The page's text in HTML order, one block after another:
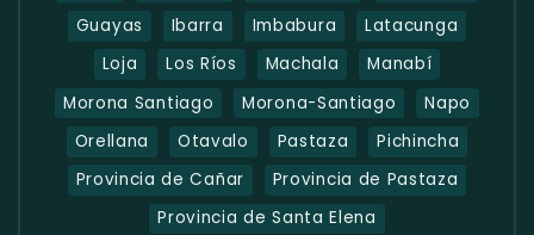
Guayas
Ibarra Imbabura
Latacunga
Loja
Los Ríos Machala
Manabí
Morona Santiago
Morona-Santiago
Napo
Orellana
Otavalo Pastaza
Pichincha
Provincia de Cañar
Provincia de Pastaza
Provincia de Santa Elena